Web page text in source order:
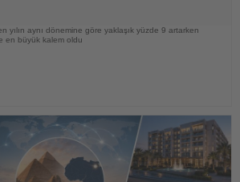
yılın aynı dönemine göre yaklaşık yüzde 9 artarken
en büyük kalem oldu